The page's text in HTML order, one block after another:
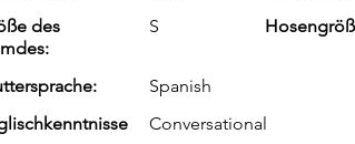
des
S
Spanish
Conversational